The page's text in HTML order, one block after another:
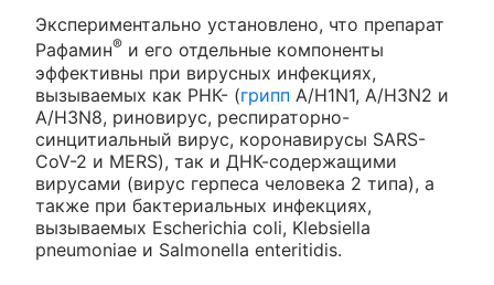
Экспериментально установлено, что препарат
Рафамин® и его отдельные компоненты
эффективны при вирусных инфекциях,
вызываемых как РНК- (грипп А/H1N1, A/H3N2 и
A/H3N8, риновирус, респираторно-
синцитиальный вирус, коронавирусы SARS-
CoV-2 и MERS), так и ДНК-содержащими
вирусами (вирус герпеса человека 2 типа), а
также при бактериальных инфекциях,
вызываемых Escherichia coli, Klebsiella
pneumoniae и Salmonella enteritidis.